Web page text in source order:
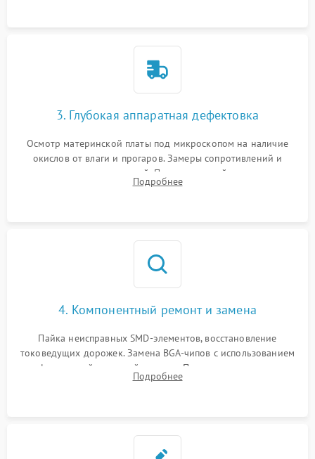
3. Глубокая аппаратная дефектовка
Осмотр материнской платы под микроскопом на наличие
окислов от влаги и прогаров. Замеры сопротивлений и
дежурных напряжений. Проверка цепей питания,
мультиконтроллера, процессора и видеочипа.
Подробнее
4. Компонентный ремонт и замена
Пайка неисправных SMD-элементов, восстановление
токоведущих дорожек. Замена BGA-чипов с использованием
инфракрасной паяльной станции. Прошивка микросхемы
BIOS или замена поврежденных портов USB
Подробнее